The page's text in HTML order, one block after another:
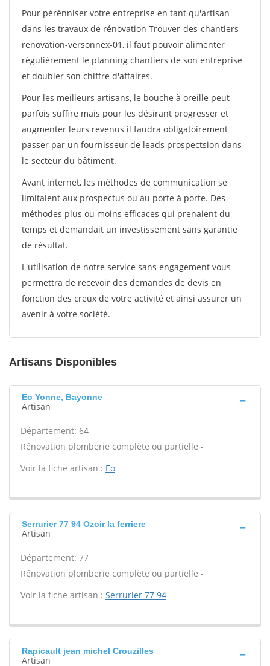
Pour pérénniser votre entreprise en tant qu'artisan
dans les travaux de rénovation Trouver-des-chantiers-
renovation-versonnex-01, il faut pouvoir alimenter
régulièrement le planning chantiers de son entreprise
et doubler son chiffre d'affaires.
Pour les meilleurs artisans, le bouche à oreille peut
parfois suffire mais pour les désirant progresser et
augmenter leurs revenus il faudra obligatoirement
passer par un fournisseur de leads prospectsion dans
le secteur du bâtiment.
Avant internet, les méthodes de communication se
limitaient aux prospectus ou au porte à porte. Des
méthodes plus ou moins efficaces qui prenaient du
temps et demandait un investissement sans garantie
de résultat.
L'utilisation de notre service sans engagement vous
permettra de recevoir des demandes de devis en
fonction des creux de votre activité et ainsi assurer un
avenir à votre société.
Artisans Disponibles
Eo Yonne, Bayonne
Artisan
Département: 64
Rénovation plomberie complète ou partielle -
Voir la fiche artisan : Eo
Serrurier 77 94 Ozoir la ferriere
Artisan
Département: 77
Rénovation plomberie complète ou partielle -
Voir la fiche artisan : Serrurier 77 94
Rapicault jean michel Crouzilles
Artisan